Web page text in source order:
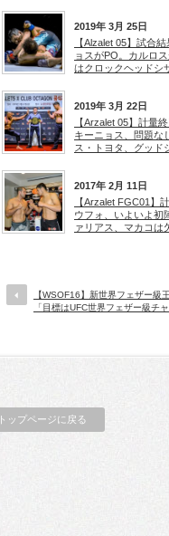
2019年 3月 25日
【Alzalet 05】試合
ョスがPO。カルロ
はクロックヘッドシ
2019年 3月 22日
【Arzalet 05】計量
キーニョス、問題
ス・トヨタ、グッド
2017年 2月 11日
【Arzalet FGC01】
ウフォ、いよいよ初
ァリアス、マカコは
【WSOF16】新世界フェザー級
「目標はUFC世界フェザー級チ
トップページに戻る